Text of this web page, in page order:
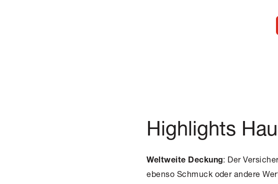
Highlights
Weltweite Deckung: Der
ebenso Schmuck oder andere